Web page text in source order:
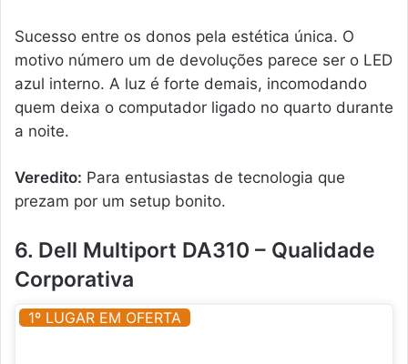
Sucesso entre os donos pela estética única. O
motivo número um de devoluções parece ser o LED
azul interno. A luz é forte demais, incomodando
quem deixa o computador ligado no quarto durante
a noite.
Veredito: Para entusiastas de tecnologia que
prezam por um setup bonito.
6. Dell Multiport DA310 – Qualidade
Corporativa
1º LUGAR EM OFERTA